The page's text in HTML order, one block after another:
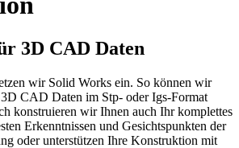
3D CAD Daten
wir Solid Works ein. So können wir
CAD Daten im Stp- oder Igs-Format
konstruieren wir Ihnen auch Ihr komplettes
Erkenntnissen und Gesichtspunkten der
oder unterstützen Ihre Konstruktion mit